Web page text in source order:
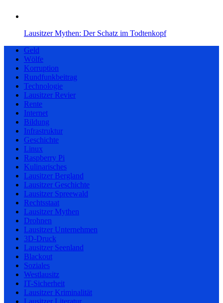
Lausitzer Mythen: Der Schatz im Todtenkopf
Geld
Wölfe
Korruption
Rundfunkbeitrag
Technologie
Lausitzer Revier
Rente
Internet
Bildung
Infrastruktur
Geschichte
Linux
Raspberry Pi
Kulinarisches
Lausitzer Bergland
Lausitzer Geschichte
Lausitzer Spreewald
Rechtsstaat
Lausitzer Mythen
Drohnen
Lausitzer Unternehmen
3D-Druck
Lausitzer Seenland
Blackout
Soziales
Westlausitz
IT-Sicherheit
Lausitzer Kriminalität
Lausitzer Literatur